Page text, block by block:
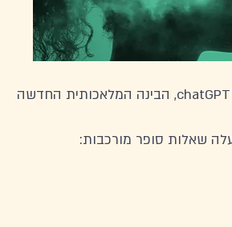
שאלות סופר מורכבות: